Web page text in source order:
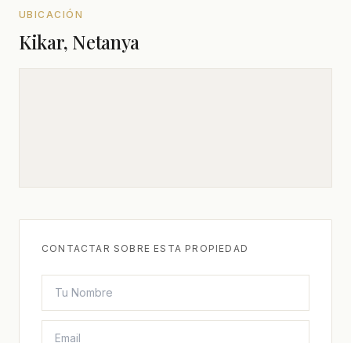
UBICACIÓN
Kikar, Netanya
CONTACTAR SOBRE ESTA PROPIEDAD